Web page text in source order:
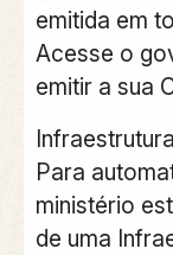
emitida em
Acesse o
emitir a sua
Para
ministério
de uma